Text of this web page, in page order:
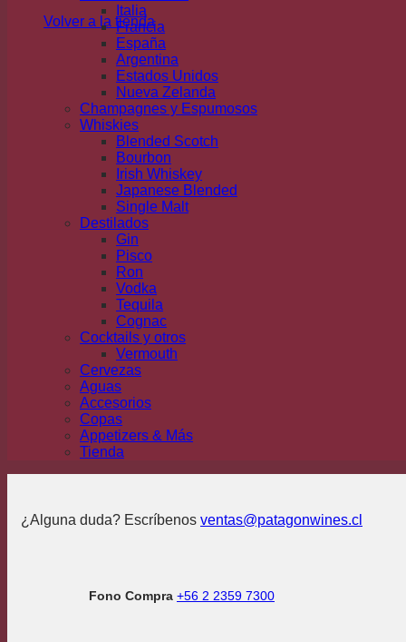
Volver a la tienda
Italia
Francia
España
Argentina
Estados Unidos
Nueva Zelanda
Champagnes y Espumosos
Whiskies
Blended Scotch
Bourbon
Irish Whiskey
Japanese Blended
Single Malt
Destilados
Gin
Pisco
Ron
Vodka
Tequila
Cognac
Cocktails y otros
Vermouth
Cervezas
Aguas
Accesorios
Copas
Appetizers & Más
Tienda
¿Alguna duda? Escríbenos ventas@patagonwines.cl
Fono Compra +56 2 2359 7300